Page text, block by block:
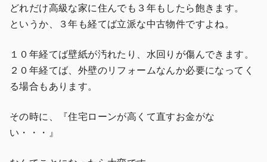
どれだけ高級な家に住んでも３年もしたら飽きます。
というか、３年も経てば立派な中古物件ですよね。
１０年経てば壁紙が汚れたり、水回りが傷んできます。
２０年経てば、外壁のリフォームなんか必要になってく
る場合もあります。
その時に、『住宅ローンが高くて直すお金がな
い・・・』